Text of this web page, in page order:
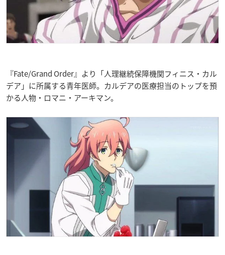
『Fate/Grand Order』より「人理継続保障機関フィニス・カル
デア」に所属する青年医師。カルデアの医療担当のトップを預
かる人物・ロマニ・アーキマン。